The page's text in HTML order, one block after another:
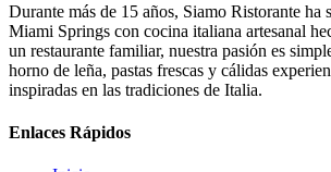
Durante más de 15 años, Siamo Ristorante ha
Miami Springs con cocina italiana artesanal
un restaurante familiar, nuestra pasión es
horno de leña, pastas frescas y cálidas
inspiradas en las tradiciones de Italia.
Enlaces Rápidos